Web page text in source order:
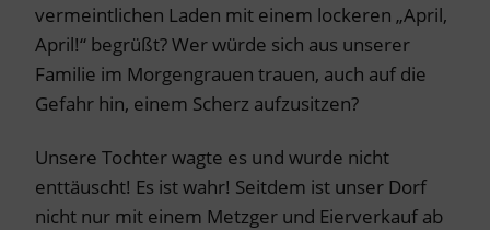
vermeintlichen Laden mit einem lockeren „April,
April!“ begrüßt? Wer würde sich aus unserer
Familie im Morgengrauen trauen, auch auf die
Gefahr hin, einem Scherz aufzusitzen?
Unsere Tochter wagte es und wurde nicht
enttäuscht! Es ist wahr! Seitdem ist unser Dorf
nicht nur mit einem Metzger und Eierverkauf ab